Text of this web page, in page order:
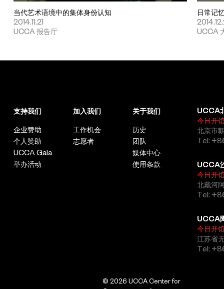
当代艺术语境中的集体身份认知
2014.11.21
UCCA 报告厅
日常记
UCCA
支持我们
企业赞助
个人赞助
UCCA Gala
举办活动
加入我们
工作机会
志愿者
关于我们
历史
团队
媒体中心
使用条款
UCCA
今日开
北京市
Tel:
UCCA
今日开
北戴河
Tel:
UCCA
今日开
江苏省
Tel:
© 2026 UCCA Center for